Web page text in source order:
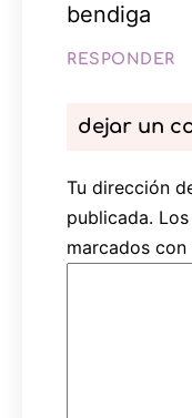
bendiga
RESPONDER
dejar un
Tu dirección
publicada.
marcados con